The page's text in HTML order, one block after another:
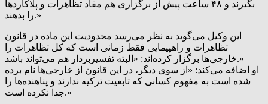
بگیرند و ۴۸ ساعت پیش از برگزاری هم مفاد تظاهرات و پلاکاردها
را بدهند.»
این وکیل می‌گوید به نظر می‌رسد محدودیت این ماده در قانون
تظاهرات و راهپیمایی فقط زمانی است که کل تظاهرات را
خارجی‌ها برگزار کرده‌اند: «البته تفسیربردار هم می‌تواند باشد.»
او اضافه می‌کند: «از سوی دیگر، در این قانون از خارجی‌ها نام برده
شده است به مفهوم کسانی که تابعیت ترکیه ندارند و پناهنده‌ها را
جدا نکرده است.»